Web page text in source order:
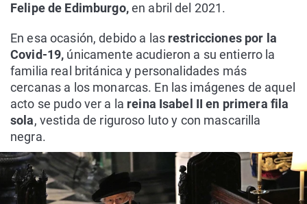
Felipe de Edimburgo,en abril del 2021.
En esa ocasión, debido a lasrestricciones por la
Covid-19, únicamente acudieron a su entierro la
familia real británica y personalidades más
cercanas a los monarcas. En las imágenes de aquel
acto se pudo ver a la reina Isabel II en primera fila
sola, vestida de riguroso luto y con mascarilla
negra.